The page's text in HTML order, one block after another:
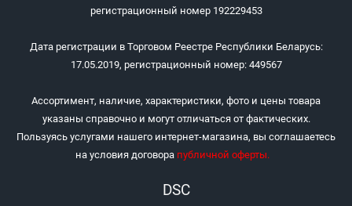
регистрационный номер 192229453
Дата регистрации в Торговом Реестре Республики Беларусь:
17.05.2019, регистрационный номер: 449567
Ассортимент, наличие, характеристики, фото и цены товара
указаны справочно и могут отличаться от фактических.
Пользуясь услугами нашего интернет-магазина, вы соглашаетесь
на условия договора публичной оферты.
DSC